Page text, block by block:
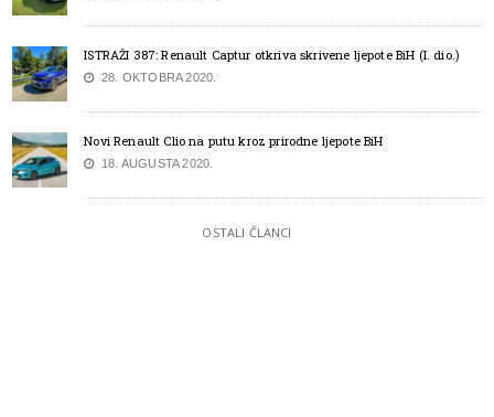
ISTRAŽI 387: Renault Captur otkriva skrivene ljepote BiH (I. dio.)
28. OKTOBRA 2020.
Novi Renault Clio na putu kroz prirodne ljepote BiH
18. AUGUSTA 2020.
OSTALI ČLANCI